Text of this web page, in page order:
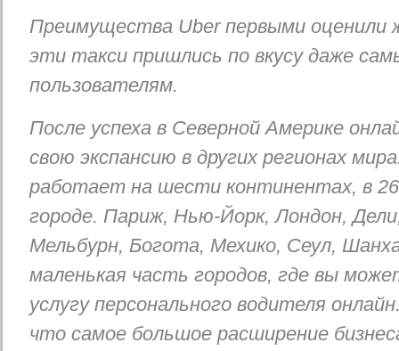
Преимущества Uber первыми
эти такси пришлись по вкусу даже
пользователям.
После успеха в Северной Америке
свою экспансию в других регионах
работает на шести континентах, в
городе. Париж, Нью-Йорк, Лондон,
Мельбурн, Богота, Мехико, Сеул,
маленькая часть городов, где вы
услугу персонального водителя
что самое большое расширение